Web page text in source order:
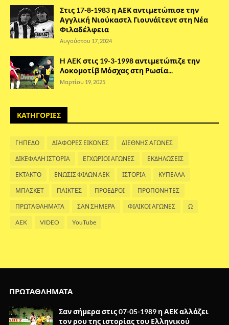
Στις 17-8-1983 η ΑΕΚ αντιμετώπισε την
Αγγλική Νιούκαστλ Γιουνάϊτεντ στη Νέα
Φιλαδέλφεια
Αυγούστου 17, 2024
H AEK στις 19-3-1998 αντιμετώπιζε την
Λοκομοτίβ Μόσχας στη Ρωσία...
Μαρτίου 19, 2025
ΚΑΤΗΓΟΡΙΕΣ
ΓΗΠΕΔΟ ΔΙΑΦΟΡΕΣ ΕΙΚΟΝΕΣ ΔΙΕΘΝΗΣ ΑΓΩΝΕΣ
ΔΙΚΕΦΑΛΗ ΙΣΤΟΡΙΑ ΕΓΧΩΡΙΟΙ ΑΓΩΝΕΣ ΕΚΔΗΛΩΣΕΙΣ
ΕΚΤΑΚΤΟ ΕΝΩΣΙΣ ΦΙΛΩΝ ΑΕΚ ΙΣΤΟΡΙΑ ΚΥΠΕΛΛΑ
ΜΠΑΣΚΕΤ ΠΑΙΚΤΕΣ ΠΡΟΕΔΡΟΙ ΠΡΟΠΟΝΗΤΕΣ
ΠΡΩΤΑΘΛΗΜΑΤΑ ΣΑΝ ΣΗΜΕΡΑ ΦΙΛΙΚΟΙ ΑΓΩΝΕΣ Ω
AEK VIDEO YouTube
ΠΡΩΤΑΘΛΗΜΑΤΑ
Σαν σήμερα στις 07-05-1989 η ΑΕΚ αλλάζει
τον ρου της ιστορίας του Ελληνικού